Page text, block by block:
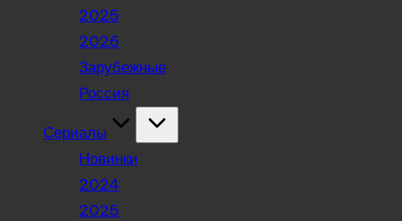
2025
2026
Зарубежные
Россия
Сериалы
Новинки
2024
2025